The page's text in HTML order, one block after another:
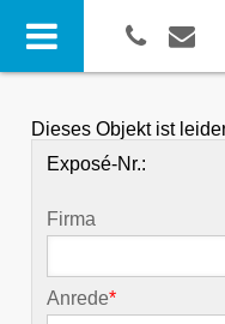
Dieses Objekt ist
Exposé-Nr.:
Firma
Anrede*